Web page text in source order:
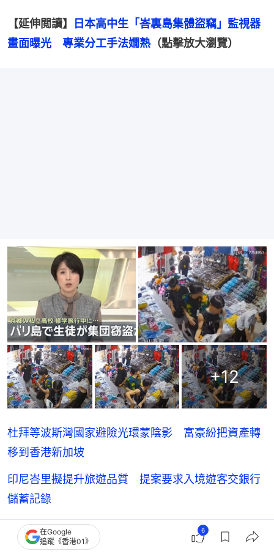
【延伸閲讀】
日本高中生「峇裏島集體盜竊」監視器
畫面曝光　專業分工手法嫺熟（點擊放大瀏覽）
+12
杜拜等波斯灣國家避險光環蒙陰影 富豪紛把資產轉
移到香港新加坡
印尼峇里擬提升旅遊品質 提案要求入境遊客交銀行
儲蓄記錄
印尼雅加達附近有火車相撞 至少14死38人傷｜有片
在Google
追蹤《香港01》
6